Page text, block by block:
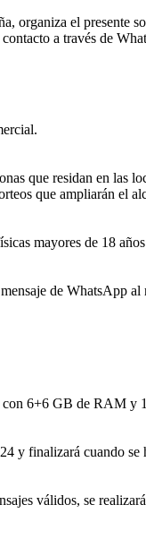
organiza el presente
a través de
que residan en las
que ampliarán el
mayores de 18
de WhatsApp
6+6 GB de RAM y
y finalizará cuando
válidos, se